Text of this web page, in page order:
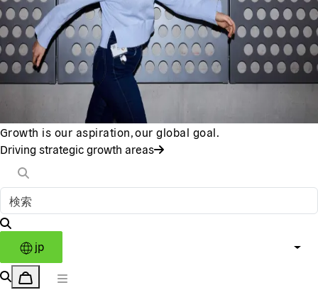
Growth is our aspiration, our global goal.
Driving strategic growth areas
jp